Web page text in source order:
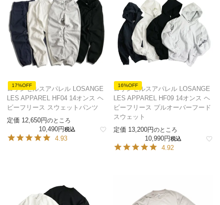
17%OFF
ロサンゼルスアパレル LOSANGE
LES APPAREL HF04 14オンス ヘ
ビーフリース スウェットパンツ
定価 12,650 のところ
10,490 税込
4.93
16%OFF
ロサンゼルスアパレル LOSANGE
LES APPAREL HF09 14オンス ヘ
ビーフリース プルオーバーフード
スウェット
定価 13,200 のところ
10,990 税込
4.92